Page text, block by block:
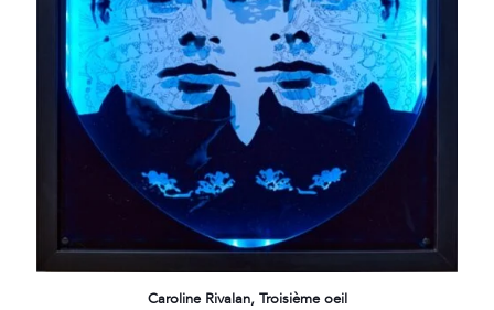
Caroline Rivalan, Troisième oeil